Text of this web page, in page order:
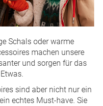
Schals oder warme
machen unsere
und sorgen für das
sind aber nicht nur ein
echtes Must-have. Sie